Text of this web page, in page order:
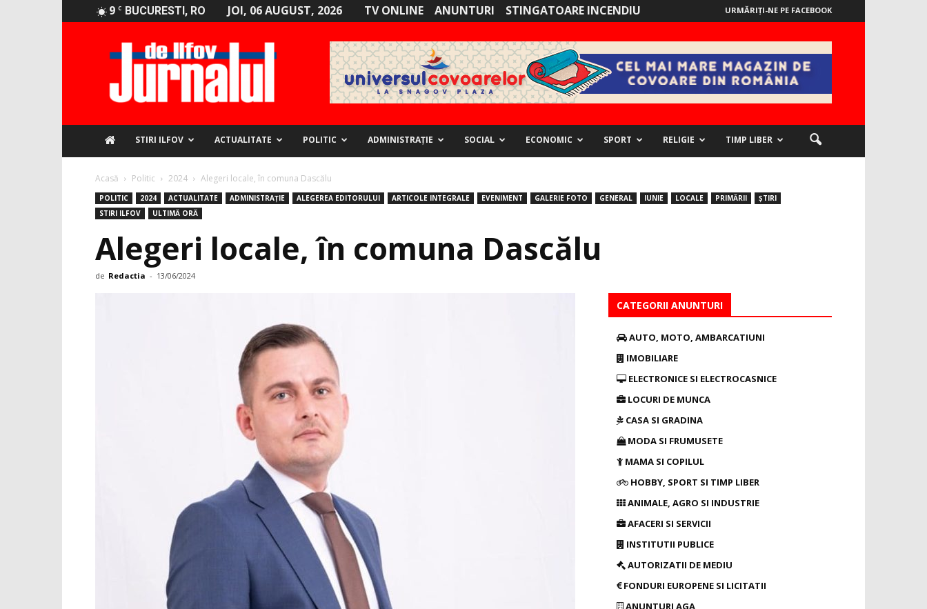
9 C BUCURESTI, RO JOI, 06 AUGUST, 2026 TV ONLINE ANUNTURI STINGATOARE INCENDIU URMĂRIȚI-NE PE FACEBOOK
STIRI ILFOV ACTUALITATE POLITIC ADMINISTRAȚIE SOCIAL ECONOMIC SPORT RELIGIE TIMP LIBER
Acasă Politic 2024 Alegeri locale, în comuna Dascălu
POLITIC 2024 ACTUALITATE ADMINISTRAȚIE ALEGEREA EDITORULUI ARTICOLE INTEGRALE EVENIMENT GALERIE FOTO GENERAL IUNIE LOCALE PRIMĂRII
ȘTIRI
STIRI ILFOV
ULTIMĂ ORĂ
Alegeri locale, în comuna Dascălu
de Redactia - 13/06/2024
CATEGORII ANUNTURI
AUTO, MOTO, AMBARCATIUNI
IMOBILIARE
ELECTRONICE SI ELECTROCASNICE
LOCURI DE MUNCA
CASA SI GRADINA
MODA SI FRUMUSETE
MAMA SI COPILUL
HOBBY, SPORT SI TIMP LIBER
ANIMALE, AGRO SI INDUSTRIE
AFACERI SI SERVICII
INSTITUTII PUBLICE
AUTORIZATII DE MEDIU
FONDURI EUROPENE SI LICITATII
ANUNTURI AGA